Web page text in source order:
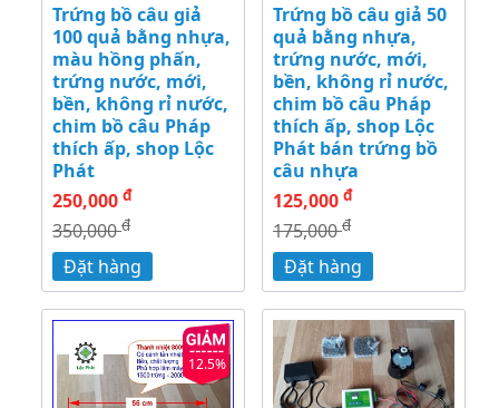
Trứng bồ câu giả
100 quả bằng nhựa,
màu hồng phấn,
trứng nước, mới,
bền, không rỉ nước,
chim bồ câu Pháp
thích ấp, shop Lộc
Phát
250,000 đ
350,000đ
Đặt hàng
Trứng bồ câu giả 50
quả bằng nhựa,
trứng nước, mới,
bền, không rỉ nước,
chim bồ câu Pháp
thích ấp, shop Lộc
Phát bán trứng bồ
câu nhựa
125,000 đ
175,000đ
Đặt hàng
12.5%